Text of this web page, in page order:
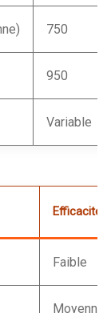
750
950
Variable
Efficacité
Faible
Moyenne